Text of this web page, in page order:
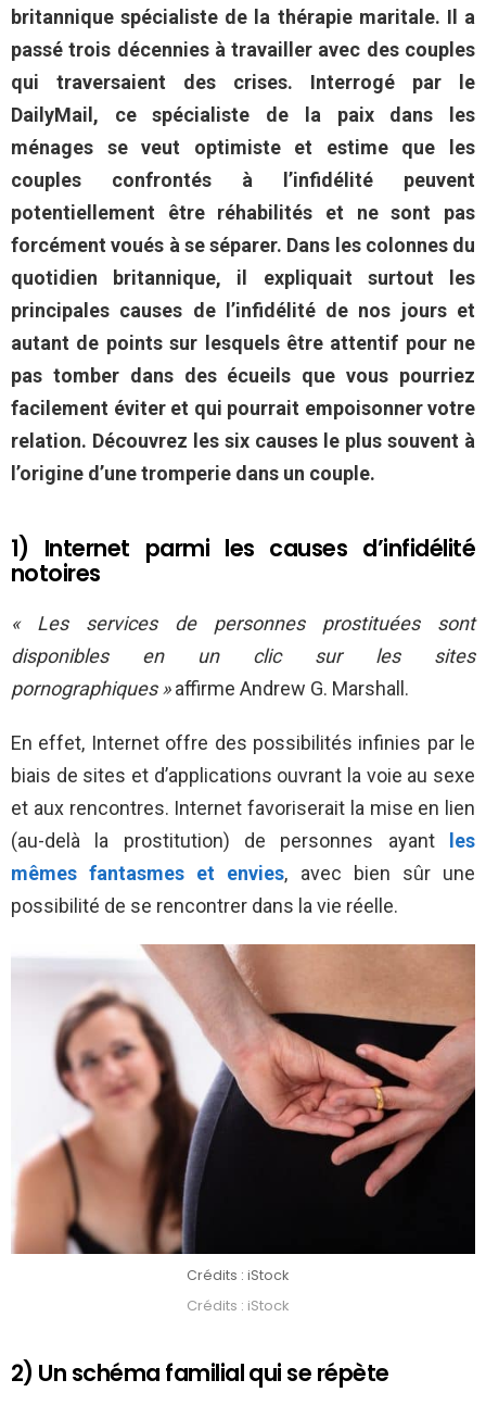
britannique spécialiste de la thérapie maritale. Il a
passé trois décennies à travailler avec des couples
qui traversaient des crises. Interrogé par le
DailyMail, ce spécialiste de la paix dans les
ménages se veut optimiste et estime que les
couples confrontés à l’infidélité peuvent
potentiellement être réhabilités et ne sont pas
forcément voués à se séparer. Dans les colonnes du
quotidien britannique, il expliquait surtout les
principales causes de l’infidélité de nos jours et
autant de points sur lesquels être attentif pour ne
pas tomber dans des écueils que vous pourriez
facilement éviter et qui pourrait empoisonner votre
relation. Découvrez les six causes le plus souvent à
l’origine d’une tromperie dans un couple.
1) Internet parmi les causes d’infidélité
notoires
« Les services de personnes prostituées sont
disponibles en un clic sur les sites
pornographiques »affirme Andrew G. Marshall.
En effet, Internet offre des possibilités infinies par le
biais de sites et d’applications ouvrant la voie au sexe
et aux rencontres. Internet favoriserait la mise en lien
(au-delà la prostitution) de personnes ayant
les
mêmes fantasmes et envies, avec bien sûr une
possibilité de se rencontrer dans la vie réelle.
Crédits : iStock
Crédits : iStock
2) Un schéma familial qui se répète